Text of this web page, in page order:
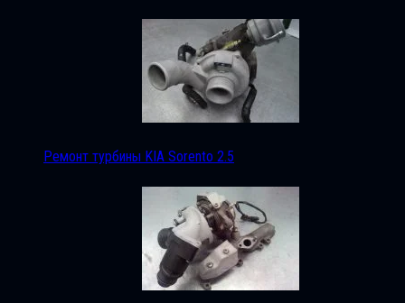
Ремонт турбины KIA Sorento 2.5